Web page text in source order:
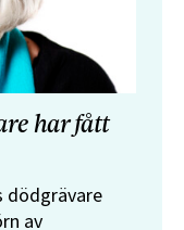
har fått
dödgrävare
av